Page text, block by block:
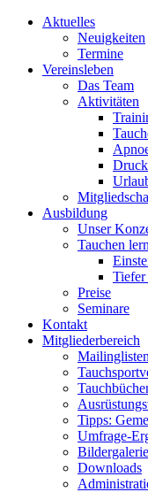
Aktuelles
Neuigkeiten
Termine
Vereinsleben
Das Team
Aktivitäten
Ausbildung
Unser
Tauchen
Tiefer
Preise
Seminare
Kontakt
Mitgliederbereich
Mailinglisten
Tipps:
Umfrage-
Bildergalerie
Downloads